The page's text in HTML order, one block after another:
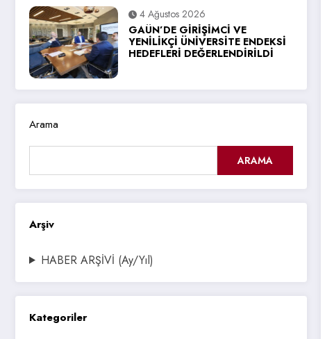
4 Ağustos 2026
GAÜN’DE GİRİŞİMCİ VE
YENİLİKÇİ ÜNİVERSİTE ENDEKSİ
HEDEFLERİ DEĞERLENDİRİLDİ
Arama
ARAMA
Arşiv
HABER ARŞİVİ (Ay/Yıl)
Kategoriler